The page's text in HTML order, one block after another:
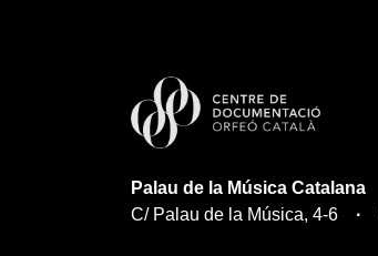
Palau de la Música Catalana
C/ Palau de la Música, 4-6